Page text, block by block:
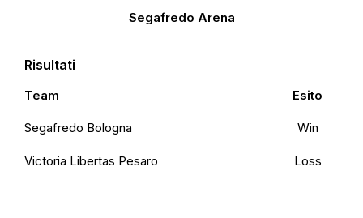
Segafredo Arena
Risultati
Team Esito
Segafredo Bologna Win
Victoria Libertas Pesaro Loss